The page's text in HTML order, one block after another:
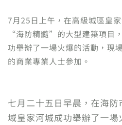
7月25日上午，在高級城區皇
“海防精髓”的大型建築項目
功舉辦了一場火爆的活動，現
的商業專業人士參加。
七月二十五日早晨，在海
域皇家河城成功舉辦了一